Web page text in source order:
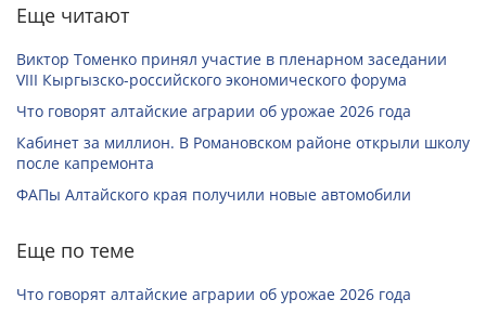
Еще читают
Виктор Томенко принял участие в пленарном заседании
VIII Кыргызско-российского экономического форума
Что говорят алтайские аграрии об урожае 2026 года
Кабинет за миллион. В Романовском районе открыли школу
после капремонта
ФАПы Алтайского края получили новые автомобили
Еще по теме
Что говорят алтайские аграрии об урожае 2026 года